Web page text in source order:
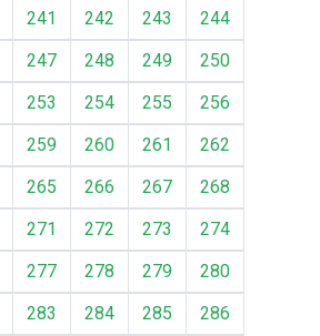
241 242 243
244
247 248 249
250
253 254 255
256
259 260 261
262
265 266 267
268
271 272 273
274
277 278 279
280
283 284 285
286